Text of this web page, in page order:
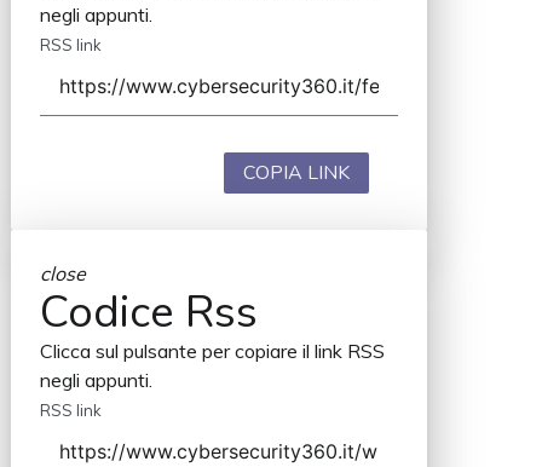
negli appunti.
RSS link
COPIA LINK
close
Codice Rss
Clicca sul pulsante per copiare il link RSS
negli appunti.
RSS link